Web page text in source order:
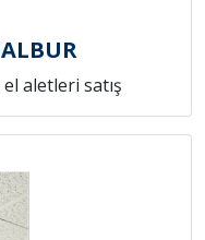
aletleri satış